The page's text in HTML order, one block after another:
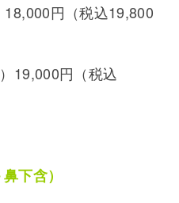
円（税込19,800
19,000円（税込
下含）